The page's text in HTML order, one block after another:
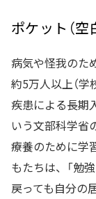
ポケット（空
病気や怪我のた
約5万人以上（
疾患による長期
いう文部科学省
療養のために学
もたちは、「勉
戻っても自分の